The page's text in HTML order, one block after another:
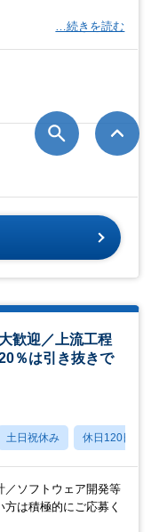
…続きを読む
歓迎／上流工程
％は引き抜きで
土日祝休み 休日120日以上
／ソフトウェア開発等
は積極的にご応募く